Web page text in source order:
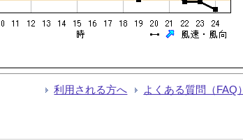
利用される方へ よくある質問（FAQ）